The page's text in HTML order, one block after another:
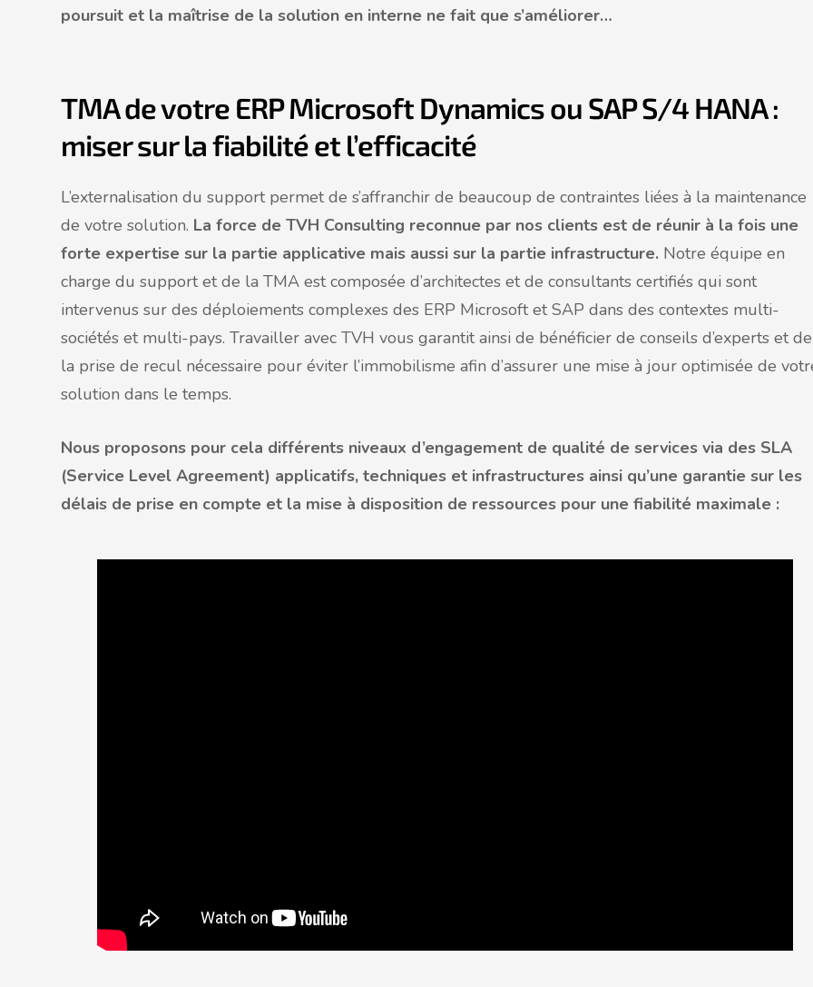
poursuit et la maîtrise de la solution en interne ne fait que s’améliorer…
TMA de votre ERP Microsoft Dynamics ou SAP S/4 HANA :
miser sur la fiabilité et l’efficacité
L’externalisation du support permet de s’affranchir de beaucoup de contraintes liées à la maintenance
de votre solution. La force de TVH Consulting reconnue par nos clients est de réunir à la fois une
forte expertise sur la partie applicative mais aussi sur la partie infrastructure. Notre équipe en
charge du support et de la TMA est composée d’architectes et de consultants certifiés qui sont
intervenus sur des déploiements complexes des ERP Microsoft et SAP dans des contextes multi-
sociétés et multi-pays. Travailler avec TVH vous garantit ainsi de bénéficier de conseils d’experts et de
la prise de recul nécessaire pour éviter l’immobilisme afin d’assurer une mise à jour optimisée de
solution dans le temps.
Nous proposons pour cela différents niveaux d’engagement de qualité de services via des SLA
(Service Level Agreement) applicatifs, techniques et infrastructures ainsi qu’une garantie sur les
délais de prise en compte et la mise à disposition de ressources pour une fiabilité maximale :